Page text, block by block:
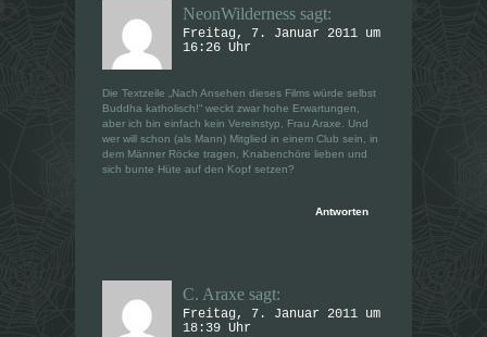
NeonWilderness sagt:
Freitag, 7. Januar 2011 um
16:26 Uhr
Die Textzeile „Nach Ansehen dieses Films würde selbst
Buddha katholisch!“ weckt zwar hohe Erwartungen,
aber ich bin einfach kein Vereinstyp, Frau Araxe. Und
wer will schon (als Mann) Mitglied in einem Club sein, in
dem Männer Röcke tragen, Knabenchöre lieben und
sich bunte Hüte auf den Kopf setzen?
Antworten
C. Araxe sagt:
Freitag, 7. Januar 2011 um
18:39 Uhr